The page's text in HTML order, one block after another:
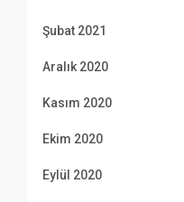
Şubat 2021
Aralık 2020
Kasım 2020
Ekim 2020
Eylül 2020